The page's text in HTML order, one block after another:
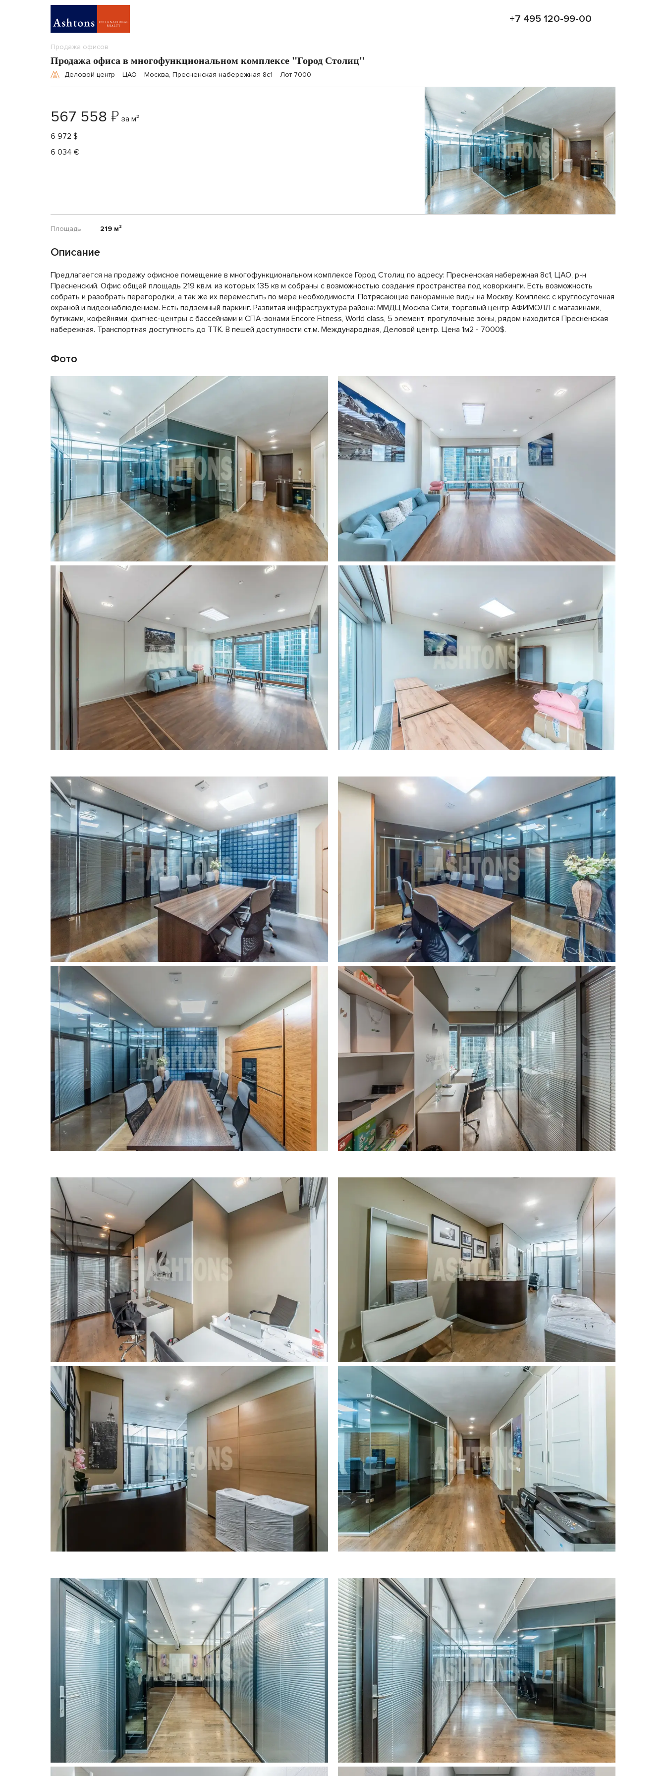
+7 495 120-99-00
Продажа офисов
Продажа офиса в многофункциональном комплексе "Город Столиц"
Деловой центр ЦАО Москва, Пресненская набережная 8с1 Лот 7000
567 558 ₽ за м²
6 972 $
6 034 €
Площадь 219 м²
Описание
Предлагается на продажу офисное помещение в многофункциональном комплексе Город Столиц по адресу: Пресненская набережная 8с1, ЦАО, р-н
Пресненский. Офис общей площадь 219 кв.м. из которых 135 кв м собраны с возможностью создания пространства под коворкинги. Есть возможность
собрать и разобрать перегородки, а так же их переместить по мере необходимости. Потрясающие панорамные виды на Москву. Комплекс с круглосуточная
охраной и видеонаблюдением. Есть подземный паркинг. Развитая инфраструктура района: ММДЦ Москва Сити, торговый центр АФИМОЛЛ с магазинами,
бутиками, кофейнями, фитнес-центры с бассейнами и СПА-зонами Encore Fitness, World class, 5 элемент, прогулочные зоны, рядом находится Пресненская
набережная. Транспортная доступность до ТТК. В пешей доступности ст.м. Международная, Деловой центр. Цена 1м2 - 7000$.
Фото